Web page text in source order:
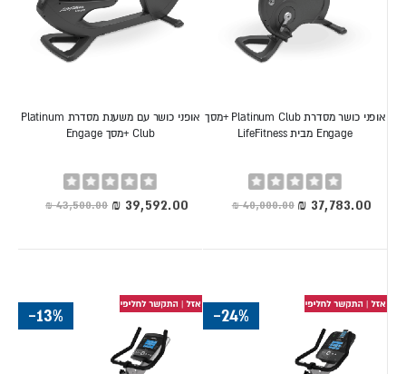
אופני כושר מסדרת Platinum Club +מסך
Engage מבית LifeFitness
Rating:
0%
‏40,000.00 ₪ מחיר
מיוחד
אופני כושר עם משענת מסדרת Platinum
Club +מסך Engage
Rating:
0%
מחיר
מיוחד
-24%
-13%